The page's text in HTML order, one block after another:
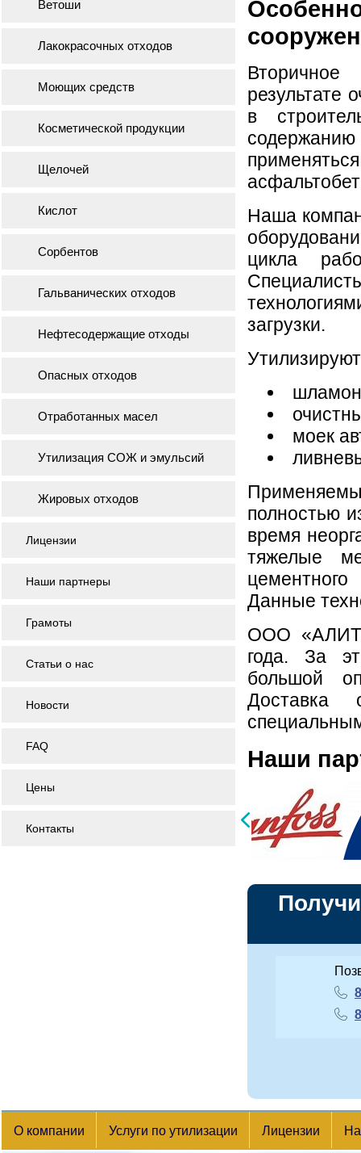
результате
в
Наша
цикла
загрузки.
моек
полностью
время
тяжелые
Данные
ООО «АЛИТ
года. За
большой
Доставка
Наши
Ветоши
Лакокрасочных отходов
Моющих средств
Косметической продукции
Щелочей
Кислот
Сорбентов
Гальванических отходов
Нефтесодержащие отходы
Опасных отходов
Отработанных масел
Утилизация СОЖ и эмульсий
Жировых отходов
Лицензии
Наши партнеры
Грамоты
Статьи о нас
Новости
FAQ
Цены
Контакты
О компании Услуги по утилизации Лицензии